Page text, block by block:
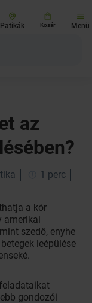
Patikák Kosár Menü
az
1 perc
a kór
amerikai
szedő, enyhe
leépülése
gondozói